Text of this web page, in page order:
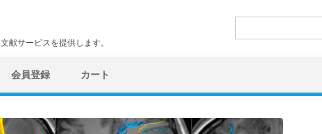
献サービスを提供します。
検
会員登録 カート